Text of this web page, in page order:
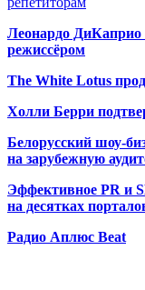
Леонардо
режиссёром
The White Lotus
Холли Берри
Белорусский шоу-
на зарубежную
Эффективное PR и
на десятках
Радио Аплюс Beat